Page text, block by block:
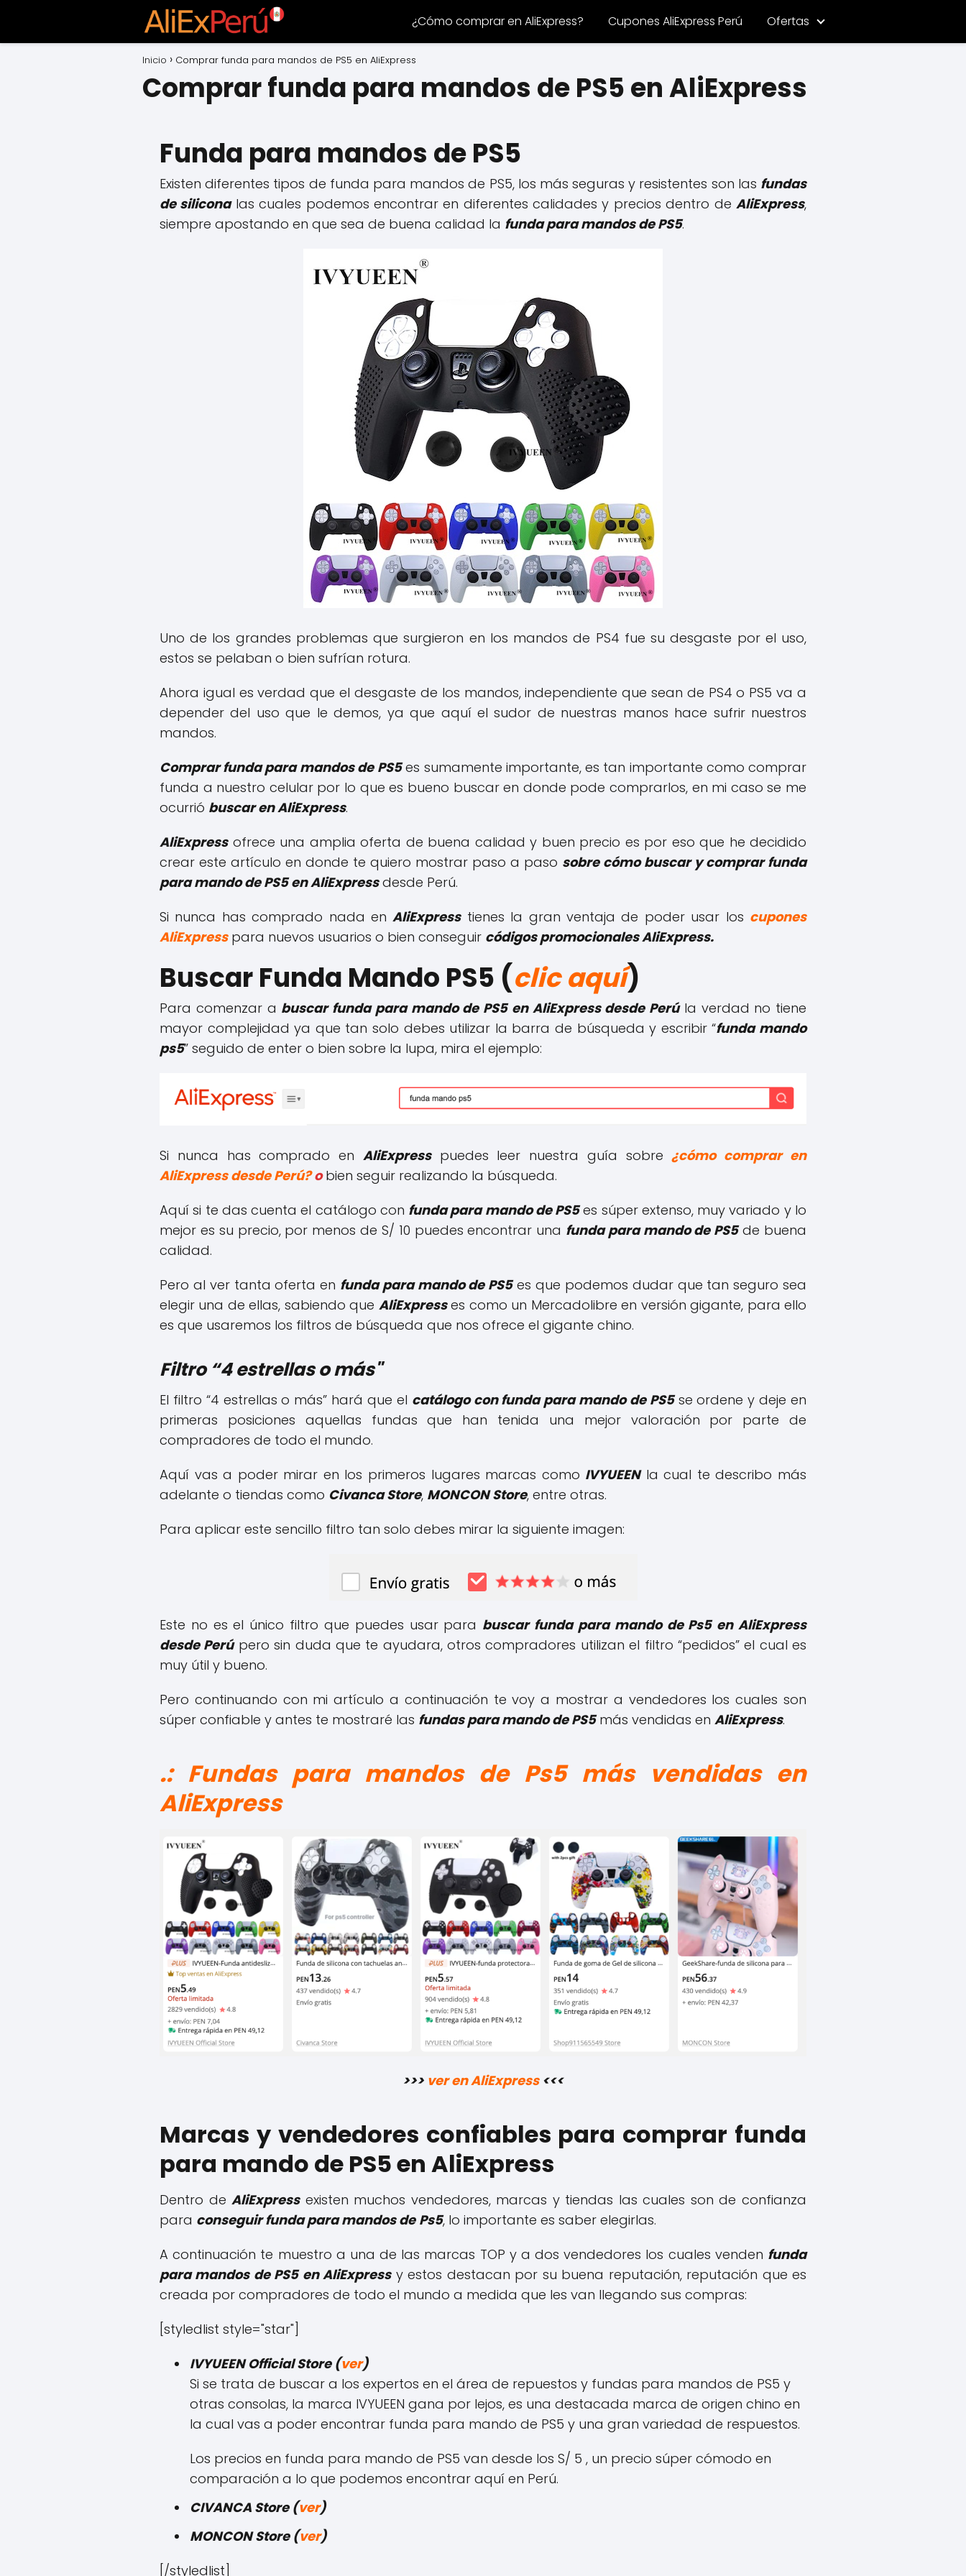
¿Cómo comprar en AliExpress? Cupones AliExpress Perú Ofertas
Inicio Comprar funda para mandos de PS5 en AliExpress
Comprar funda para mandos de PS5 en AliExpress
Funda para mandos de PS5
Existen diferentes tipos de funda para mandos de PS5, los más seguras y resistentes son las fundas
de siliconalas cuales podemos encontrar en diferentes calidades y precios dentro deAliExpress,
siempre apostando en que sea de buena calidad la funda para mandos de PS5.
Uno de los grandes problemas que surgieron en los mandos de PS4 fue su desgaste por el uso,
estos se pelaban o bien sufrían rotura.
Ahora igual es verdad que el desgaste de los mandos, independiente que sean de PS4 o PS5 va a
depender del uso que le demos, ya que aquí el sudor de nuestras manos hace sufrir nuestros
mandos.
Comprar funda para mandos de PS5es sumamente importante, es tan importante como comprar
funda a nuestro celular por lo que es bueno buscar en donde pode comprarlos, en mi caso se me
ocurrió buscar en AliExpress.
AliExpressofrece una amplia oferta de buena calidad y buen precio es por eso que he decidido
crear este artículo en donde te quiero mostrar paso a paso sobre cómo buscar y comprar funda
para mando de PS5 en AliExpressdesde Perú.
Si nunca has comprado nada enAliExpresstienes la gran ventaja de poder usar los cupones
AliExpress para nuevos usuarios o bien conseguir códigos promocionales AliExpress.
Buscar Funda Mando PS5 (clic aquí)
Para comenzar a buscar funda para mando de PS5 en AliExpress desde Perúla verdad no tiene
mayor complejidad ya que tan solo debes utilizar la barra de búsqueda y escribir “funda mando
ps5” seguido de enter o bien sobre la lupa, mira el ejemplo:
Si nunca has comprado en AliExpresspuedes leer nuestra guía sobre¿cómo comprar en
AliExpress desde Perú?obien seguir realizando la búsqueda.
Aquí si te das cuenta el catálogo con funda para mando de PS5es súper extenso, muy variado y lo
mejor es su precio, por menos de S/ 10 puedes encontrar una funda para mando de PS5de buena
calidad.
Pero al ver tanta oferta en funda para mando de PS5es que podemos dudar que tan seguro sea
elegir una de ellas, sabiendo que AliExpresses como un Mercadolibre en versión gigante, para ello
es que usaremos los filtros de búsqueda que nos ofrece el gigante chino.
Filtro “4 estrellas o más"
El filtro “4 estrellas o más” hará que el catálogo con funda para mando de PS5se ordene y deje en
primeras posiciones aquellas fundas que han tenida una mejor valoración por parte de
compradores de todo el mundo.
Aquí vas a poder mirar en los primeros lugares marcas como IVYUEENla cual te describo más
adelante o tiendas como Civanca Store, MONCON Store, entre otras.
Para aplicar este sencillo filtro tan solo debes mirar la siguiente imagen:
Este no es el único filtro que puedes usar para buscar funda para mando de Ps5 en AliExpress
desde Perúpero sin duda que te ayudara, otros compradores utilizan el filtro “pedidos” el cual es
muy útil y bueno.
Pero continuando con mi artículo a continuación te voy a mostrar a vendedores los cuales son
súper confiable y antes te mostraré las fundas para mando de PS5más vendidas en AliExpress.
.: Fundas para mandos de Ps5 más vendidas en
AliExpress
>>> ver en AliExpress<<<
Marcas y vendedores confiables para comprar funda
para mando de PS5 en AliExpress
Dentro deAliExpressexisten muchos vendedores, marcas y tiendas las cuales son de confianza
para conseguir funda para mandos de Ps5, lo importante es saber elegirlas.
A continuación te muestro a una de las marcas TOP y a dos vendedores los cuales venden funda
para mandos de PS5 en AliExpressy estos destacan por su buena reputación, reputación que es
creada por compradores de todo el mundo a medida que les van llegando sus compras:
[styledlist style="star"]
IVYUEEN Official Store (ver)
Si se trata de buscar a los expertos en el área de repuestos y fundas para mandos de PS5 y
otras consolas, la marca IVYUEEN gana por lejos, es una destacada marca de origen chino en
la cual vas a poder encontrar funda para mando de PS5 y una gran variedad de respuestos.
Los precios en funda para mando de PS5 van desde los S/ 5 , un precio súper cómodo en
comparación a lo que podemos encontrar aquí en Perú.
CIVANCA Store (ver)
MONCON Store (ver)
[/styledlist]